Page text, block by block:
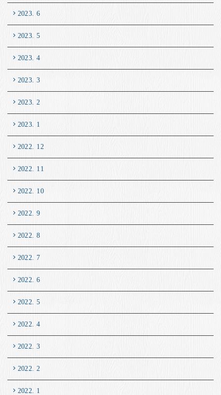
2023. 6
2023. 5
2023. 4
2023. 3
2023. 2
2023. 1
2022. 12
2022. 11
2022. 10
2022. 9
2022. 8
2022. 7
2022. 6
2022. 5
2022. 4
2022. 3
2022. 2
2022. 1